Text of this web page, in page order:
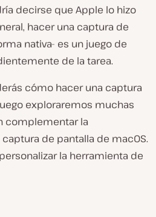
decirse que Apple lo hizo
hacer una captura de
nativa- es un juego de
de la tarea.
cómo hacer una captura
exploraremos muchas
complementar la
de pantalla de macOS.
la herramienta de